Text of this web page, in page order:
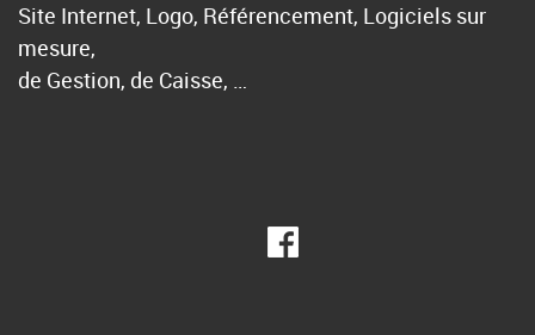
Site Internet, Logo, Référencement, Logiciels sur
mesure,
de Gestion, de Caisse, …